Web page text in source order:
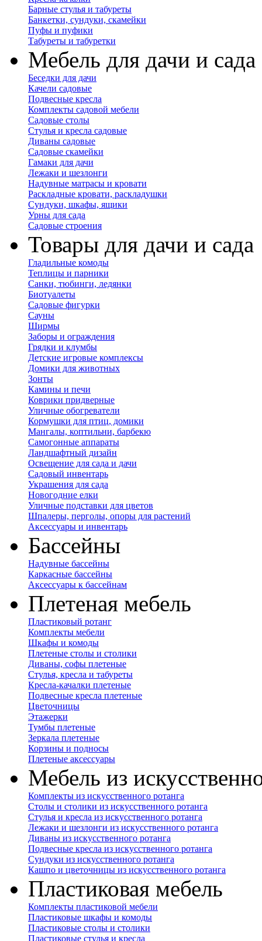
Барные стулья и табуреты
Банкетки, сундуки, скамейки
Пуфы и пуфики
Табуреты и табуретки
Мебель для дачи и сада
Беседки для дачи
Качели садовые
Подвесные кресла
Комплекты садовой мебели
Садовые столы
Стулья и кресла садовые
Диваны садовые
Садовые скамейки
Гамаки для дачи
Лежаки и шезлонги
Надувные матрасы и кровати
Раскладные кровати, раскладушки
Сундуки, шкафы, ящики
Урны для сада
Садовые строения
Товары для дачи и сада
Гладильные комоды
Теплицы и парники
Санки, тюбинги, ледянки
Биотуалеты
Садовые фигурки
Сауны
Ширмы
Заборы и ограждения
Грядки и клумбы
Детские игровые комплексы
Домики для животных
Зонты
Камины и печи
Коврики придверные
Уличные обогреватели
Кормушки для птиц, домики
Мангалы, коптильни, барбекю
Самогонные аппараты
Ландшафтный дизайн
Освещение для сада и дачи
Садовый инвентарь
Украшения для сада
Новогодние елки
Уличные подставки для цветов
Шпалеры, перголы, опоры для растений
Аксессуары и инвентарь
Бассейны
Надувные бассейны
Каркасные бассейны
Аксессуары к бассейнам
Плетеная мебель
Пластиковый ротанг
Комплекты мебели
Шкафы и комоды
Плетеные столы и столики
Диваны, софы плетеные
Стулья, кресла и табуреты
Кресла-качалки плетеные
Подвесные кресла плетеные
Цветочницы
Этажерки
Тумбы плетеные
Зеркала плетеные
Корзины и подносы
Плетеные аксессуары
Мебель из
Комплекты из искусственного ротанга
Столы и столики из искусственного ротанга
Стулья и кресла из искусственного ротанга
Лежаки и шезлонги из искусственного ротанга
Диваны из искусственного ротанга
Подвесные кресла из искусственного ротанга
Сундуки из искусственного ротанга
Кашпо и цветочницы из искусственного ротанга
Пластиковая мебель
Комплекты пластиковой мебели
Пластиковые шкафы и комоды
Пластиковые столы и столики
Пластиковые стулья и кресла